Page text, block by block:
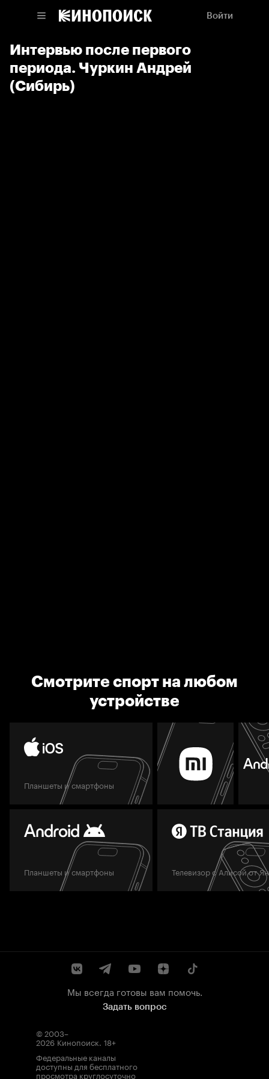
Войти
Интервью после первого
периода. Чуркин Андрей
(Сибирь)
Смотрите спорт на любом
устройстве
Планшеты и смартфоны
Планшеты и смартфоны Телевизор с Алисой от
Мы всегда готовы вам помочь.
Задать вопрос
© 2003–
2026 Кинопоиск. 18+
Федеральные каналы
доступны для бесплатного
просмотра круглосуточно